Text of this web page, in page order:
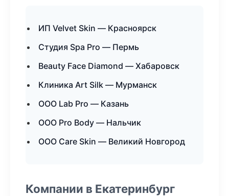
ИП Velvet Skin — Красноярск
Студия Spa Pro — Пермь
Beauty Face Diamond — Хабаровск
Клиника Art Silk — Мурманск
ООО Lab Pro — Казань
ООО Pro Body — Нальчик
ООО Care Skin — Великий Новгород
Компании в Екатеринбург